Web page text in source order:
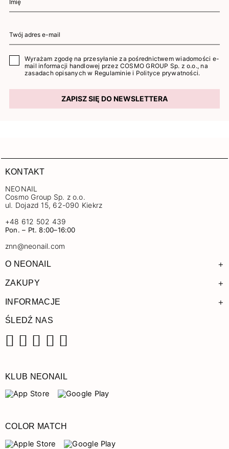
Wyrażam zgodę na przesyłanie za pośrednictwem wiadomości e-
mail informacji handlowej przez COSMO GROUP Sp. z o.o., na
zasadach opisanych w Regulaminie i Polityce prywatności.
ZAPISZ SIĘ DO NEWSLETTERA
KONTAKT
NEONAIL
Cosmo Group Sp. z o.o.
ul. Dojazd 15, 62-090 Kiekrz
+48 612 502 439
Pon. – Pt. 8:00–16:00
znn@neonail.com
O NEONAIL +
ZAKUPY +
INFORMACJE +
ŚLEDŹ NAS
KLUB NEONAIL
COLOR MATCH